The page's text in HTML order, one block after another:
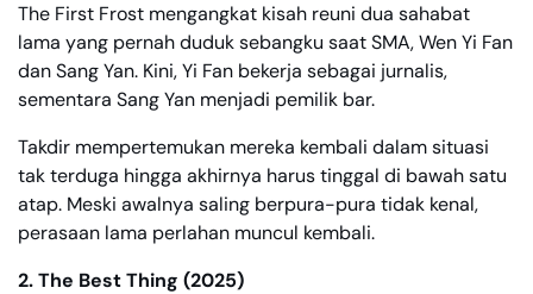
The First Frost mengangkat kisah reuni dua sahabat
lama yang pernah duduk sebangku saat SMA, Wen Yi Fan
dan Sang Yan. Kini, Yi Fan bekerja sebagai jurnalis,
sementara Sang Yan menjadi pemilik bar.
Takdir mempertemukan mereka kembali dalam situasi
tak terduga hingga akhirnya harus tinggal di bawah satu
atap. Meski awalnya saling berpura-pura tidak kenal,
perasaan lama perlahan muncul kembali.
2. The Best Thing (2025)